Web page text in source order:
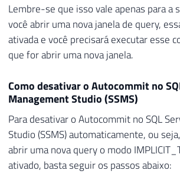
Lembre-se que isso vale apenas para a
você abrir uma nova janela de query,
ativada e você precisará executar esse
que for abrir uma nova janela.
Como desativar o Autocommit no
Management Studio (SSMS)
Para desativar o Autocommit no SQL
Studio (SSMS) automaticamente, ou
abrir uma nova query o modo
ativado, basta seguir os passos abaixo: